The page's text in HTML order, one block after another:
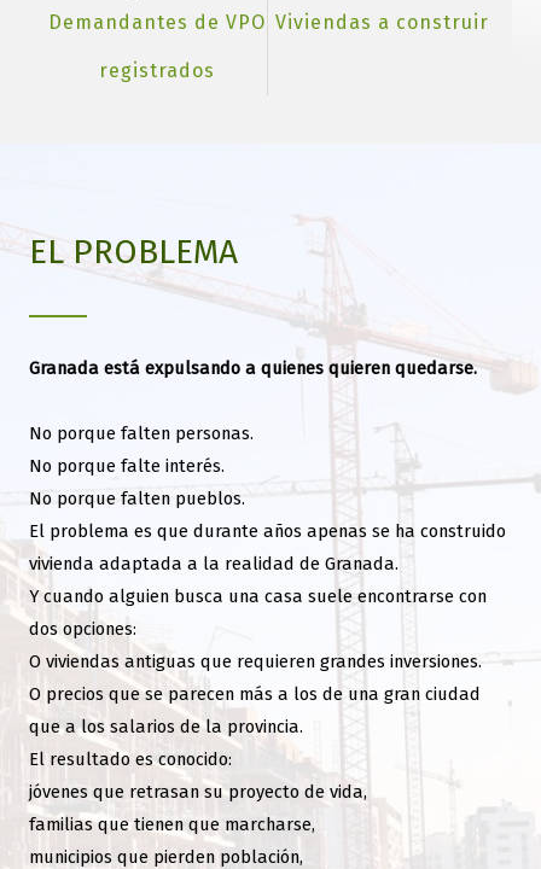
Demandantes de VPO
registrados
Viviendas a construir
EL PROBLEMA
Granada está expulsando a quienes quieren quedarse.
No porque falten personas.
No porque falte interés.
No porque falten pueblos.
El problema es que durante años apenas se ha construido
vivienda adaptada a la realidad de Granada.
Y cuando alguien busca una casa suele encontrarse con
dos opciones:
O viviendas antiguas que requieren grandes inversiones.
O precios que se parecen más a los de una gran ciudad
que a los salarios de la provincia.
El resultado es conocido:
jóvenes que retrasan su proyecto de vida,
familias que tienen que marcharse,
municipios que pierden población,